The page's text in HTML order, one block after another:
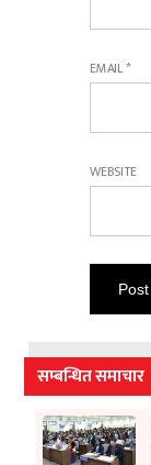
EMAIL*
WEBSITE
सम्बन्धित समाचार